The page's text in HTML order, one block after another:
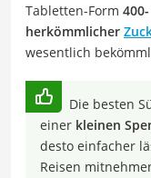
Tabletten-Form
herkömmlicher
wesentlich
Die besten
einer kleinen
desto einfacher
Reisen